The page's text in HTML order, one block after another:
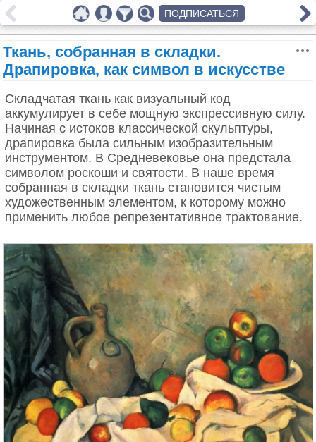
Ткань, собранная в складки.
Драпировка, как символ в искусстве
Складчатая ткань как визуальный код
аккумулирует в себе мощную экспрессивную силу.
Начиная с истоков классической скульптуры,
драпировка была сильным изобразительным
инструментом. В Средневековье она предстала
символом роскоши и святости. В наше время
собранная в складки ткань становится чистым
художественным элементом, к которому можно
применить любое репрезентативное трактование.
ПОДПИСАТЬСЯ